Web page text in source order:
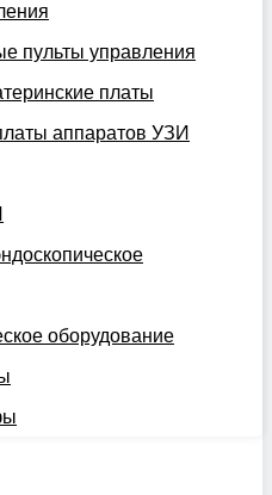
пульты управления
платы
аппаратов УЗИ
оборудование